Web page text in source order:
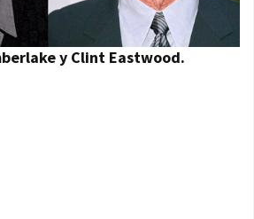
y Clint Eastwood.